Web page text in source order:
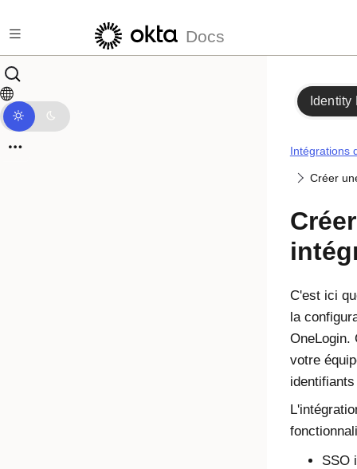
Docs
Identity
Intégrations
Créer
C'est ici
la
OneLogin.
votre
SSO